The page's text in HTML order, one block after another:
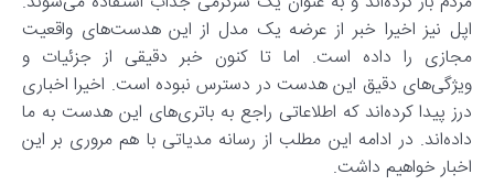
اپل نیز اخیرا خبر از عرضه یک مدل از این هدست‌های واقعیت
مجازی را داده است. اما تا کنون خبر دقیقی از جزئیات و
ویژگی‌های دقیق این هدست در دسترس نبوده است. اخیرا اخباری
درز پیدا کرده‌اند که اطلاعاتی راجع به باتری‌های این هدست به ما
داده‌اند. در ادامه این مطلب از رسانه مدیاتی با هم مروری بر این
اخبار خواهیم داشت.